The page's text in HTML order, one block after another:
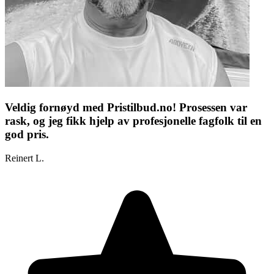
Veldig fornøyd med Pristilbud.no! Prosessen var
rask, og jeg fikk hjelp av profesjonelle fagfolk til en
god pris.
Reinert L.